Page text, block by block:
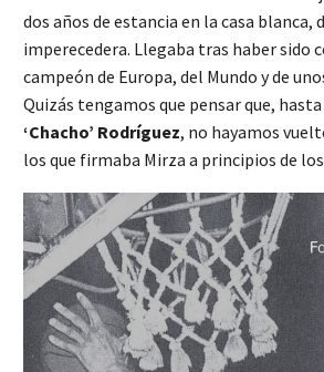
dos años de estancia en la casa blanca,
imperecedera. Llegaba tras haber sido
campeón de Europa, del Mundo y de
Quizás tengamos que pensar que,
‘Chacho’ Rodríguez, no hayamos
los que firmaba Mirza a principios de los